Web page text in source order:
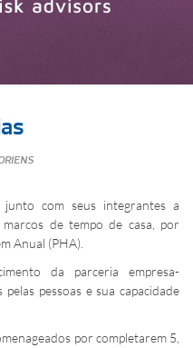
com seus integrantes a
de tempo de casa, por
Anual (PHA).
da parceria empresa-
pessoas e sua capacidade
por completarem 5,